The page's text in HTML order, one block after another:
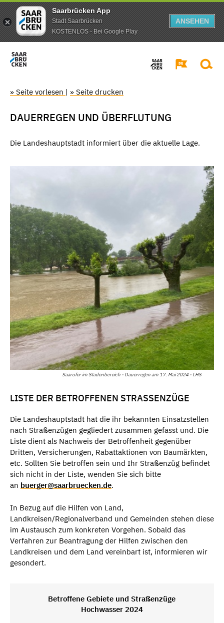
Saarbrücken App
Stadt Saarbrücken
KOSTENLOS - Bei Google Play
ANSEHEN
» Seite vorlesen | » Seite drucken
DAUERREGEN UND ÜBERFLUTUNG
Die Landeshauptstadt informiert über die aktuelle Lage.
Saarufer im Stadenbereich - Dauerregen am 17. Mai 2024 - LHS
LISTE DER BETROFFENEN STRASSENZÜGE
Die Landeshauptstadt hat die ihr bekannten Einsatzstellen
nach Straßenzügen gegliedert zusammen gefasst und. Die
Liste dient als Nachweis der Betroffenheit gegenüber
Dritten, Versicherungen, Rabattaktionen von Baumärkten,
etc. Sollten Sie betroffen sein und Ihr Straßenzüg befindet
sich nicht in der Liste, wenden Sie sich bitte
an buerger@saarbruecken.de.
In Bezug auf die Hilfen von Land,
Landkreisen/Regionalverband und Gemeinden stehen diese
im Austausch zum konkreten Vorgehen. Sobald das
Verfahren zur Beantragung der Hilfen zwischen den
Landkreisen und dem Land vereinbart ist, informieren wir
gesondert.
Betroffene Gebiete und Straßenzüge
Hochwasser 2024